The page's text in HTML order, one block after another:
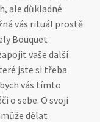
ale důkladné
vás rituál prostě
Bouquet
vaše další
jste si třeba
vás tímto
o sebe. O svoji
dělat